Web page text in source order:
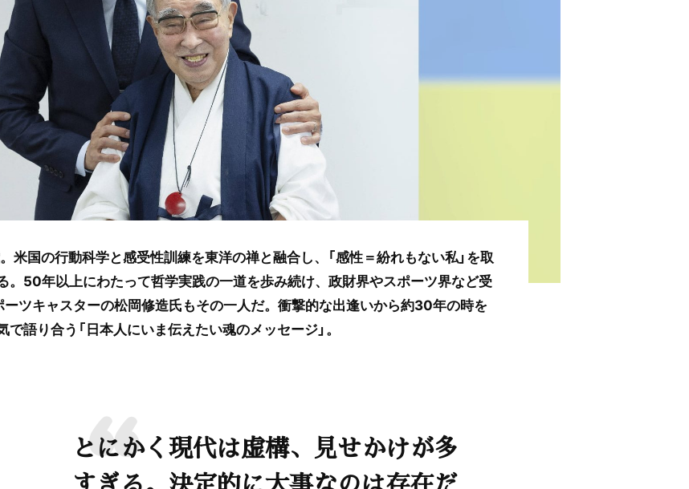
米国の行動科学と感受性訓練を東洋の禅と融合し、「感性＝紛れもない私」を取
。50年以上にわたって哲学実践の一道を歩み続け、政財界やスポーツ界など受
ツキャスターの松岡修造氏もその一人だ。衝撃的な出逢いから約30年の時を
語り合う「日本人にいま伝えたい魂のメッセージ」。
とにかく現代は虚構、見せかけが多